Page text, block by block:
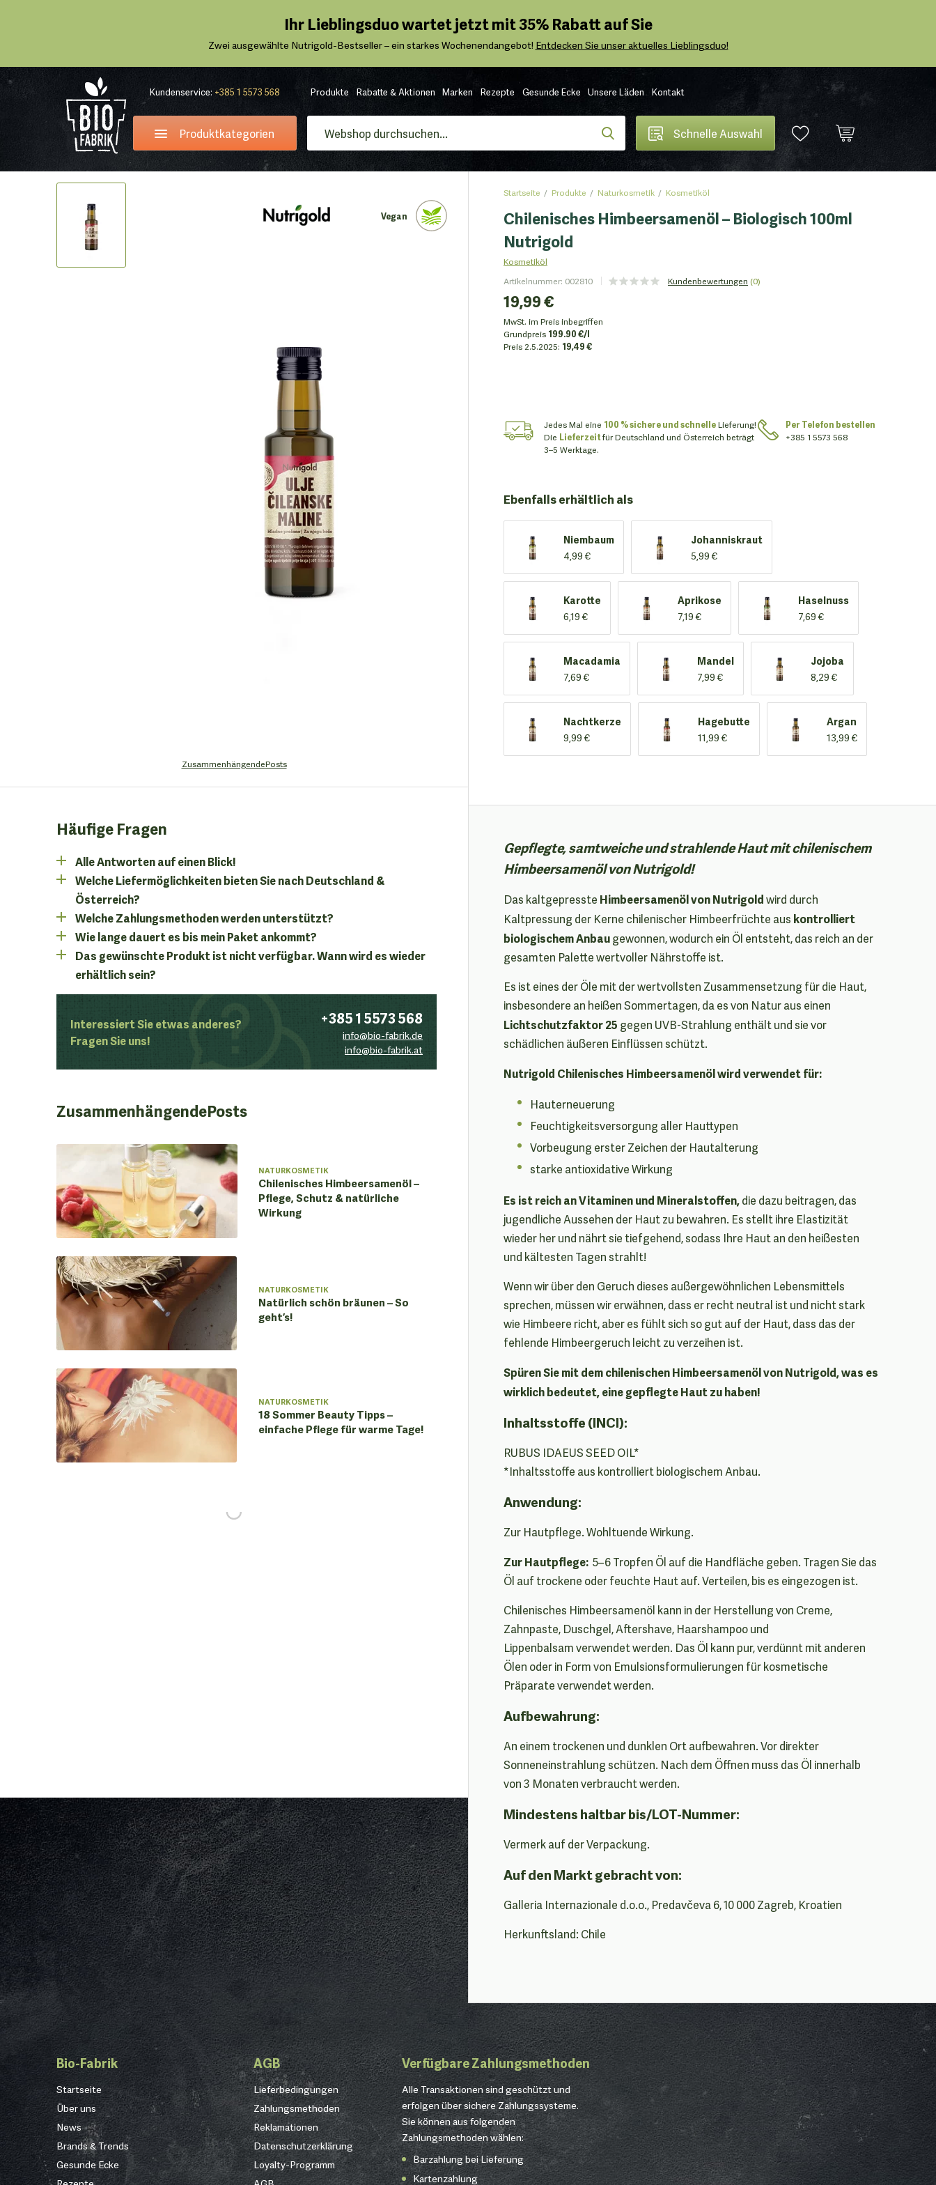
Ihr Lieblingsduo wartet jetzt mit 35% Rabatt auf Sie
Zwei ausgewählte Nutrigold-Bestseller – ein starkes Wochenendangebot! Entdecken Sie unser aktuelles Lieblingsduo!
Kundenservice: +385 1 5573 568
Produktkategorien
Produkte Rabatte & Aktionen Marken Rezepte Gesunde Ecke Unsere Läden Kontakt
Schnelle Auswahl
Vegan
ZusammenhängendePosts
Häufige Fragen
Alle Antworten auf einen Blick!
Welche Liefermöglichkeiten bieten Sie nach Deutschland &
Österreich?
Welche Zahlungsmethoden werden unterstützt?
Wie lange dauert es bis mein Paket ankommt?
Das gewünschte Produkt ist nicht verfügbar. Wann wird es wieder
erhältlich sein?
Interessiert Sie etwas anderes?
Fragen Sie uns!
+385 1 5573 568
info@bio-fabrik.de
info@bio-fabrik.at
ZusammenhängendePosts
NATURKOSMETIK
Chilenisches Himbeersamenöl –
Pflege, Schutz & natürliche
Wirkung
NATURKOSMETIK
Natürlich schön bräunen – So
geht’s!
NATURKOSMETIK
18 Sommer Beauty Tipps –
einfache Pflege für warme Tage!
Startseite Produkte Naturkosmetik Kosmetiköl
Chilenisches Himbeersamenöl – Biologisch 100ml
Nutrigold
Kosmetiköl
Artikelnummer: 002810 Kundenbewertungen (0)
19,99 €
MwSt. im Preis inbegriffen
Grundpreis 199.90 €/l
Preis 2.5.2025: 19,49 €
Jedes Mal eine 100 % sichere und schnelleLieferung!
Die Lieferzeitfür Deutschland und Österreich beträgt
3–5 Werktage.
Per Telefon bestellen
+385 1 5573 568
Ebenfalls erhältlich als
Niembaum
4,99 €
Johanniskraut
5,99 €
Karotte
6,19 €
Aprikose
7,19 €
Haselnuss
7,69 €
Macadamia
7,69 €
Mandel
7,99 €
Jojoba
8,29 €
Nachtkerze
9,99 €
Hagebutte
11,99 €
Argan
13,99 €
Gepflegte, samtweiche und strahlende Haut mit chilenischem
Himbeersamenöl von Nutrigold!
Das kaltgepresste Himbeersamenöl von Nutrigoldwird durch
Kaltpressung der Kerne chilenischer Himbeerfrüchte aus kontrolliert
biologischem Anbaugewonnen, wodurch ein Öl entsteht, das reich an der
gesamten Palette wertvoller Nährstoffe ist.
Es ist eines der Öle mit der wertvollsten Zusammensetzung für die Haut,
insbesondere an heißen Sommertagen, da es von Natur aus einen
Lichtschutzfaktor 25 gegen UVB-Strahlung enthält und sie vor
schädlichen äußeren Einflüssen schützt.
Nutrigold Chilenisches Himbeersamenöl wird verwendet für:
Hauterneuerung
Feuchtigkeitsversorgung aller Hauttypen
Vorbeugung erster Zeichen der Hautalterung
starke antioxidative Wirkung
Es ist reich an Vitaminen und Mineralstoffen,die dazu beitragen, das
jugendliche Aussehen der Haut zu bewahren. Es stellt ihre Elastizität
wieder her und nährt sie tiefgehend, sodass Ihre Haut an den heißesten
und kältesten Tagen strahlt!
Wenn wir über den Geruch dieses außergewöhnlichen Lebensmittels
sprechen, müssen wir erwähnen, dass er recht neutral ist und nicht stark
wie Himbeere richt, aber es fühlt sich so gut auf der Haut, dass das der
fehlende Himbeergeruch leicht zu verzeihen ist.
Spüren Sie mit dem chilenischen Himbeersamenöl von Nutrigold, was es
wirklich bedeutet, eine gepflegte Haut zu haben!
Inhaltsstoffe (INCI):
RUBUS IDAEUS SEED OIL*
*Inhaltsstoffe aus kontrolliert biologischem Anbau.
Anwendung:
Zur Hautpflege. Wohltuende Wirkung.
Zur Hautpflege: 5–6 Tropfen Öl auf die Handfläche geben. Tragen Sie das
Öl auf trockene oder feuchte Haut auf. Verteilen, bis es eingezogen ist.
Chilenisches Himbeersamenöl kann in der Herstellung von Creme,
Zahnpaste, Duschgel, Aftershave, Haarshampoo und
Lippenbalsam verwendet werden. Das Öl kann pur, verdünnt mit anderen
Ölen oder in Form von Emulsionsformulierungen für kosmetische
Präparate verwendet werden.
Aufbewahrung:
An einem trockenen und dunklen Ort aufbewahren. Vor direkter
Sonneneinstrahlung schützen. Nach dem Öffnen muss das Öl innerhalb
von 3 Monaten verbraucht werden.
Mindestens haltbar bis/LOT-Nummer:
Vermerk auf der Verpackung.
Auf den Markt gebracht von:
Galleria Internazionale d.o.o., Predavčeva 6, 10 000 Zagreb, Kroatien
Herkunftsland: Chile
Bio-Fabrik
Startseite
Über uns
News
Brands & Trends
Gesunde Ecke
AGB
Lieferbedingungen
Zahlungsmethoden
Reklamationen
Datenschutzerklärung
Loyalty-Programm
Verfügbare Zahlungsmethoden
Alle Transaktionen sind geschützt und
erfolgen über sichere Zahlungssysteme.
Sie können aus folgenden
Zahlungsmethoden wählen:
Barzahlung bei Lieferung
Kartenzahlung